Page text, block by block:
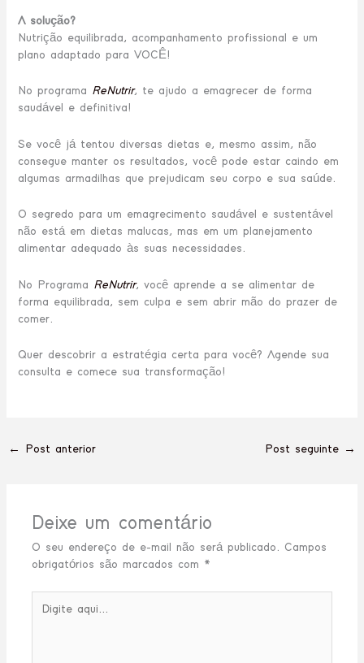
A solução?
Nutrição equilibrada, acompanhamento profissional e um
plano adaptado para VOCÊ!
No programa ReNutrir, te ajudo a emagrecer de forma
saudável e definitiva!
Se você já tentou diversas dietas e, mesmo assim, não
consegue manter os resultados, você pode estar caindo em
algumas armadilhas que prejudicam seu corpo e sua saúde.
O segredo para um emagrecimento saudável e sustentável
não está em dietas malucas, mas em um planejamento
alimentar adequado às suas necessidades.
No Programa ReNutrir, você aprende a se alimentar de
forma equilibrada, sem culpa e sem abrir mão do prazer de
comer.
Quer descobrir a estratégia certa para você? Agende sua
consulta e comece sua transformação!
← Post anterior Post seguinte →
Deixe um comentário
O seu endereço de e-mail não será publicado. Campos
obrigatórios são marcados com *
aqui...